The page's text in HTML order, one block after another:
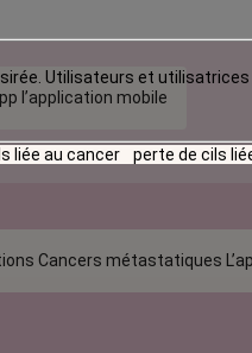
l’application mobile
Cancers métastatiques
Utilisateurs et
liée au cancer perte de cils